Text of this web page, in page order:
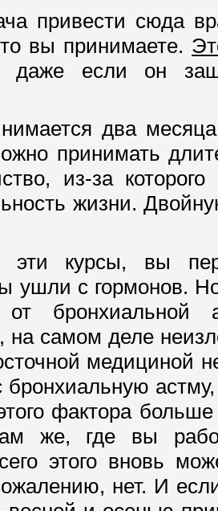
привести сюда
вы принимаете.
даже если он
два
принимать
из-за
жизни.
курсы, вы
ушли с гормонов.
от
на самом деле
медициной
бронхиальную
фактора
же, где вы
этого вновь
нет. И